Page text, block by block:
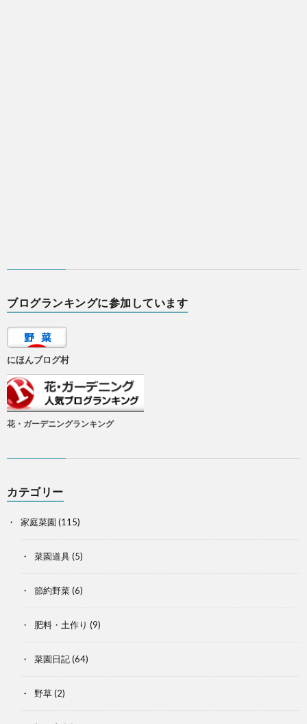
ブログランキングに参加しています
にほんブログ村
花・ガーデニングランキング
カテゴリー
家庭菜園 (115)
菜園道具(5)
節約野菜(6)
肥料・土作り (9)
菜園日記(64)
野草(2)